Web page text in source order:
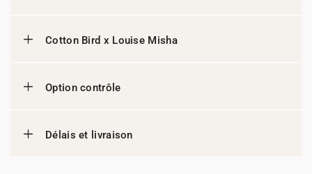
Cotton Bird x Louise Misha
Option contrôle
Délais et livraison